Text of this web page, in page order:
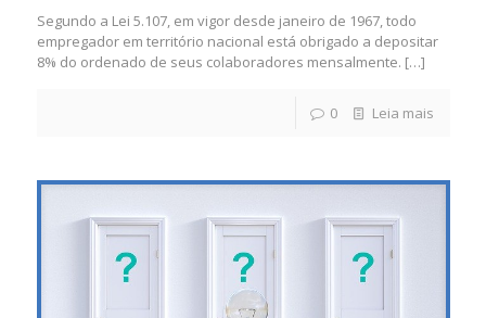
Segundo a Lei 5.107, em vigor desde janeiro de 1967, todo
empregador em território nacional está obrigado a depositar
8% do ordenado de seus colaboradores mensalmente. […]
0 Leia mais